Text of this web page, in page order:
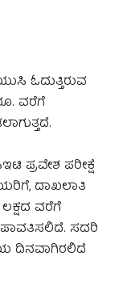
ಓದುತ್ತಿರುವ
ವರೆಗೆ
ಪ್ರವೇಶ ಪರೀಕ್ಷೆ
ದಾಖಲಾತಿ
ಲಕ್ಷದ ವರೆಗೆ
ಸದರಿ
ದಿನವಾಗಿರಲಿದೆ